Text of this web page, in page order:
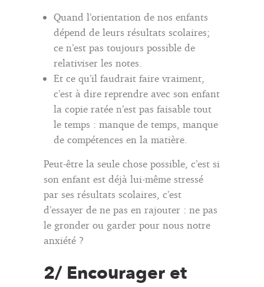
Quand l’orientation de nos enfants
dépend de leurs résultats scolaires;
ce n’est pas toujours possible de
relativiser les notes.
Et ce qu’il faudrait faire vraiment,
c’est à dire reprendre avec son enfant
la copie ratée n’est pas faisable tout
le temps : manque de temps, manque
de compétences en la matière.
Peut-être la seule chose possible, c’est si
son enfant est déjà lui-même stressé
par ses résultats scolaires, c’est
d’essayer de ne pas en rajouter : ne pas
le gronder ou garder pour nous notre
anxiété ?
2/ Encourager et